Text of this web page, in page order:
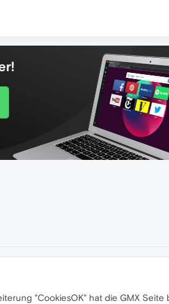
"CookiesOK" hat die GMX Seite